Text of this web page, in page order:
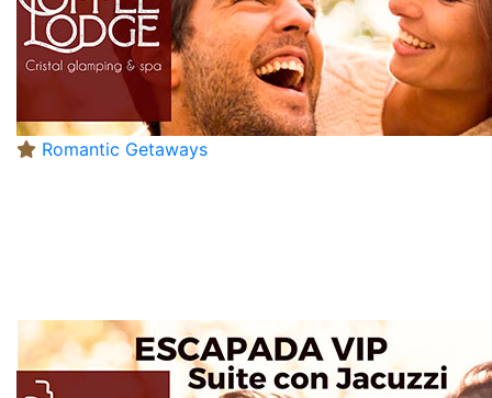
Romantic Getaways